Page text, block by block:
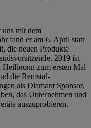
uns mit dem
fand er am 6. April statt
die neuen Produkte
2019 ist
zum ersten Mal
die Remstal-
als Diamant Sponsor.
das Unternehmen und
auszuprobieren.